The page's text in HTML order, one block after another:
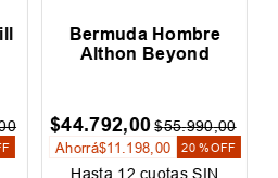
Hombre
East Cliff
$ 000,00
,00 20 %OFF
SIN
Bermuda
Hurley
$62.999,00$89
Ahorrá
27.000,00
Hasta 12cuotas